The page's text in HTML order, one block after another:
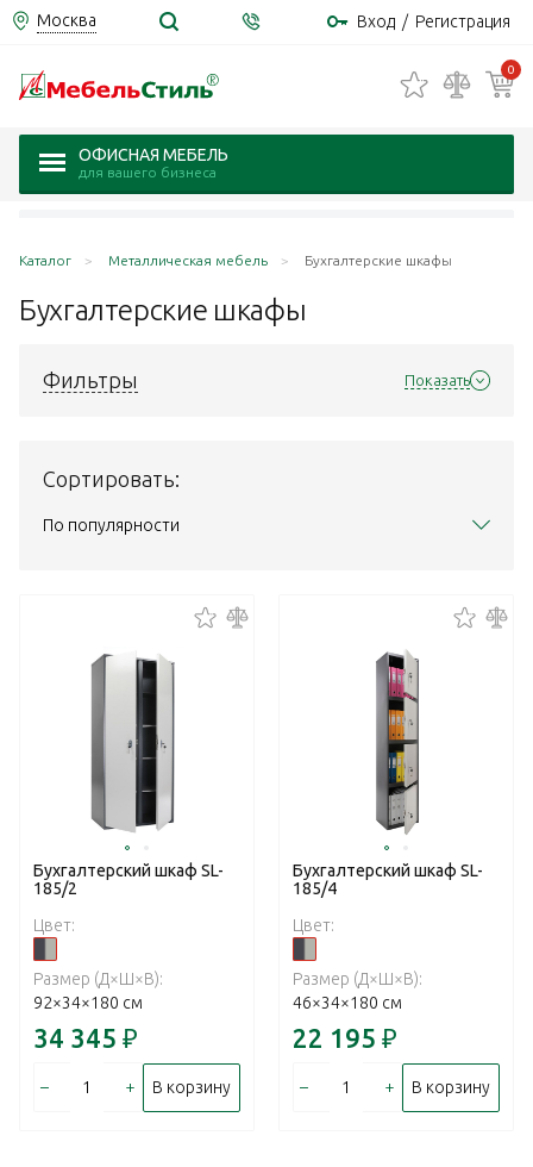
Москва Вход / Регистрация
0
ОФИСНАЯ МЕБЕЛЬ
для вашего бизнеса
Каталог Металлическая мебель Бухгалтерские шкафы
Бухгалтерские шкафы
Фильтры Показать
Сортировать:
По популярности
Бухгалтерский шкаф SL-
185/2
Цвет:
Размер (Д×Ш×В):
92×34×180 см
34 345 ₽
– + В корзину
Бухгалтерский шкаф SL-
185/4
Цвет:
Размер (Д×Ш×В):
46×34×180 см
22 195 ₽
– + В корзину